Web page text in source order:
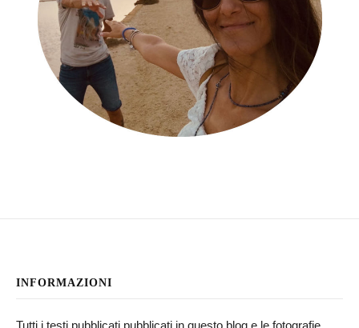
INFORMAZIONI
Tutti i testi pubblicati pubblicati in questo blog e le fotografie